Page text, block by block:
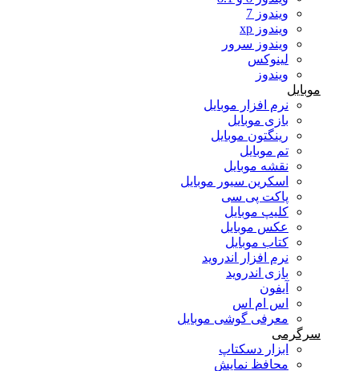
ویندوز 7
ویندوز xp
ویندوز سرور
لینوکس
ویندوز
موبایل
نرم افزار موبایل
بازی موبایل
رینگتون موبایل
تم موبایل
نقشه موبایل
اسکرین سیور موبایل
پاکت پی سی
کلیپ موبایل
عکس موبایل
کتاب موبایل
نرم افزار اندروید
بازی اندروید
آیفون
اس ام اس
معرفی گوشی موبایل
سرگرمی
ابزار دسکتاپ
محافظ نمایش